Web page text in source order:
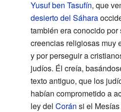
Yusuf ben Tasufín, que
desierto del Sáhara
también era conocido por
creencias religiosas muy
y por perseguir a
judíos. Él creía,
texto antiguo, que los
habían comprometido a
ley del Corán si el